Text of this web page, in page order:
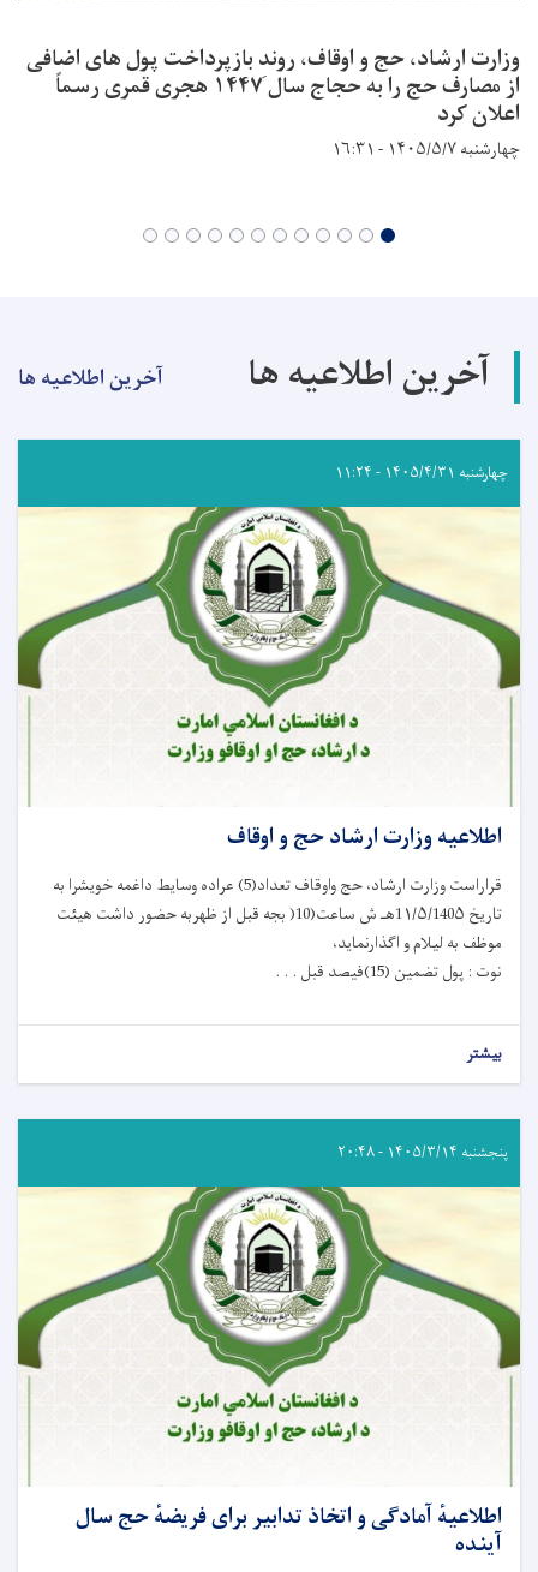
وزارت ارشاد، حج و اوقاف، روندِ بازپرداخت پول ‌های اضافی
از مصارف حج را به حجاج سال ۱۴۴۷ هجری قمری رسماً
اعلان کرد
چهارشنبه ۱۴۰۵/۵/۷ - ۱۶:۳۱
آخرین اطلاعیه ها آخرین اطلاعیه ها
چهارشنبه ۱۴۰۵/۴/۳۱ - ۱۱:۲۴
اطلاعیه وزارت ارشاد حج و اوقاف
قراراست وزارت ارشاد، حج واوقاف تعداد(5) عراده وسایط داغمه خویشرا به
تاریخ 1۱/۵/140۵هـ ش ساعت(10( بجه قبل از ظهربه حضور داشت هیئت
موظف به لیلام و اگذارنماید،
نوت : پول تضمین (15)فیصد قبل . . .
بیشتر
پنجشنبه ۱۴۰۵/۳/۱۴ - ۲۰:۴۸
اطلاعیهٔ آمادگی و اتخاذ تدابیر برای فریضهٔ حج سال
آینده